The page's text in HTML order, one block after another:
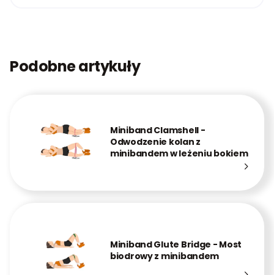
Podobne artykuły
Miniband Clamshell -
Odwodzenie kolan z
minibandem w leżeniu bokiem
Miniband Glute Bridge - Most
biodrowy z minibandem